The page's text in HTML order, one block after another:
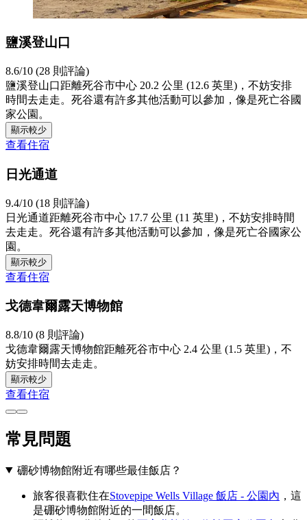
鹽溪登山口
8.6/10 (28 則評論)
鹽溪登山口距離死谷市中心 20.2 公里 (12.6 英里)，不妨安排
時間去走走。死谷還有許多其他活動可以參加，像是死亡谷國
家公園。
顯示較少
查看住宿
日光通道
9.4/10 (18 則評論)
日光通道距離死谷市中心 17.7 公里 (11 英里)，不妨安排時間
去走走。死谷還有許多其他活動可以參加，像是死亡谷國家公
園。
顯示較少
查看住宿
戈德韋爾露天博物館
8.8/10 (8 則評論)
戈德韋爾露天博物館距離死谷市中心 2.4 公里 (1.5 英里)，不
妨安排時間去走走。
顯示較少
查看住宿
常見問題
硼砂博物館附近有哪些最佳飯店？
旅客很喜歡住在Stovepipe Wells Village 飯店 - 公園內 ，這
是硼砂博物館附近的一間飯店。